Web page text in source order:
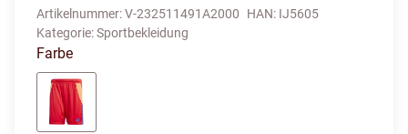
Artikelnummer:V-232511491A2000 HAN: IJ5605
Kategorie:Sportbekleidung
Farbe